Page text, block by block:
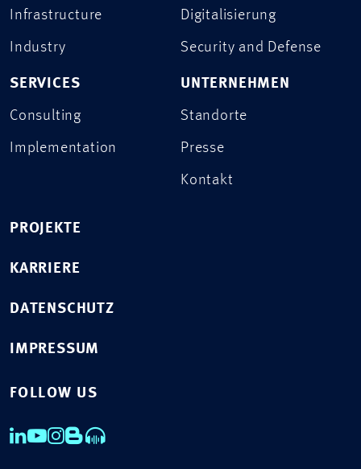
Infrastructure
Industry
SERVICES
Consulting
Implementation
Digitalisierung
Security and Defense
UNTERNEHMEN
Standorte
Presse
Kontakt
PROJEKTE
KARRIERE
DATENSCHUTZ
IMPRESSUM
FOLLOW US